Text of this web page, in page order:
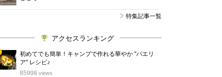
特集記事一覧
アクセスランキング
初めてでも簡単！キャンプで作れる華やか "パエリ
ア" レシピ♪
85998 views